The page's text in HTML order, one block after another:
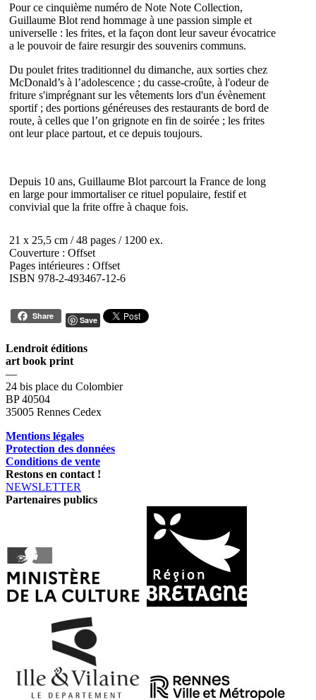
Pour ce cinquième numéro de Note Note Collection,
Guillaume Blot rend hommage à une passion simple et
universelle : les frites, et la façon dont leur saveur évocatrice
a le pouvoir de faire resurgir des souvenirs communs.
Du poulet frites traditionnel du dimanche, aux sorties chez
McDonald’s à l’adolescence ; du casse-croûte, à l'odeur de
friture s'imprégnant sur les vêtements lors d'un évènement
sportif ; des portions généreuses des restaurants de bord de
route, à celles que l’on grignote en fin de soirée ; les frites
ont leur place partout, et ce depuis toujours.
Depuis 10 ans, Guillaume Blot parcourt la France de long
en large pour immortaliser ce rituel populaire, festif et
convivial que la frite offre à chaque fois.
21 x 25,5 cm / 48 pages / 1200 ex.
Couverture : Offset
Pages intérieures : Offset
ISBN 978-2-493467-12-6
Share Save
Lendroit éditions
art book print
—
24 bis place du Colombier
BP 40504
35005 Rennes Cedex
Mentions légales
Protection des données
Conditions de vente
Restons en contact !
NEWSLETTER
Partenaires publics